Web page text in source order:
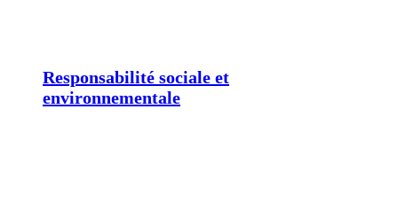
Responsabilité sociale et
environnementale